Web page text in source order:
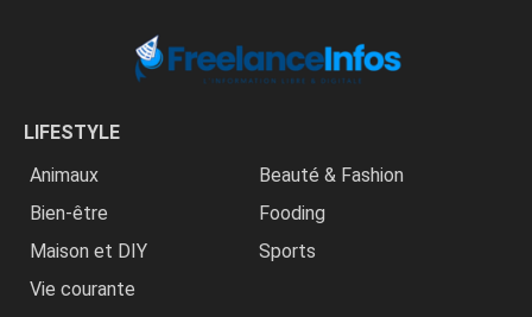
LIFESTYLE
Animaux
Beauté & Fashion
Bien-être
Fooding
Maison et DIY
Sports
Vie courante